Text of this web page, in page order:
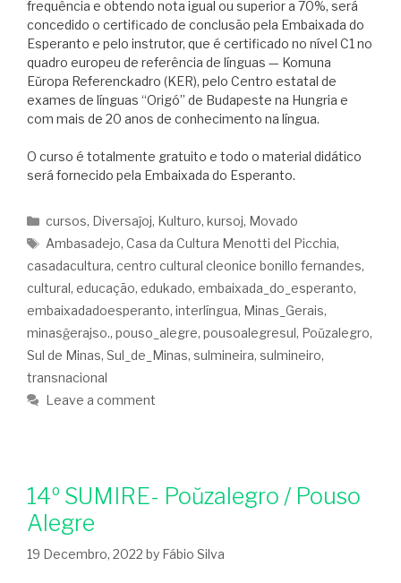
frequência e obtendo nota igual ou superior a 70%, será
concedido o certificado de conclusão pela Embaixada do
Esperanto e pelo instrutor, que é certificado no nível C1 no
quadro europeu de referência de línguas — Komuna
Eŭropa Referenckadro (KER), pelo Centro estatal de
exames de línguas “Origó” de Budapeste na Hungria e
com mais de 20 anos de conhecimento na língua.
O curso é totalmente gratuito e todo o material didático
será fornecido pela Embaixada do Esperanto.
cursos, Diversaĵoj, Kulturo,kursoj, Movado
Ambasadejo,Casa da Cultura Menotti del Picchia,
casadacultura, centro cultural cleonice bonillo fernandes,
cultural, educação, edukado, embaixada_do_esperanto,
embaixadadoesperanto, interlíngua, Minas_Gerais,
minasĝerajso., pouso_alegre, pousoalegresul, Poŭzalegro,
Sul de Minas, Sul_de_Minas, sulmineira, sulmineiro,
transnacional
Leave a comment
14º SUMIRE- Poŭzalegro / Pouso
Alegre
19 Decembro, 2022 by Fábio Silva